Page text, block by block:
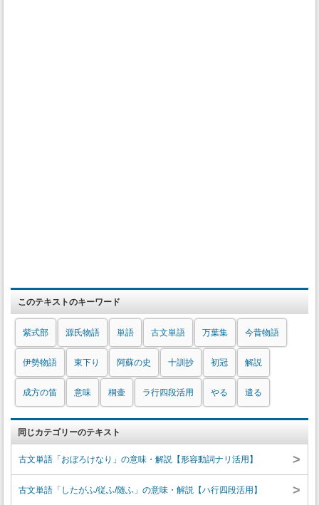
このテキストのキーワード
紫式部 源氏物語 単語 古文単語 万葉集 今昔物語
伊勢物語 東下り 阿蘇の史 十訓抄 初冠 解説
成方の笛 意味 桐壷 ラ行四段活用 やる 遣る
同じカテゴリーのテキスト
古文単語「おぼろけなり」の意味・解説【形容動詞ナリ活用】 >
古文単語「したがふ/従ふ/随ふ」の意味・解説【ハ行四段活用】 >